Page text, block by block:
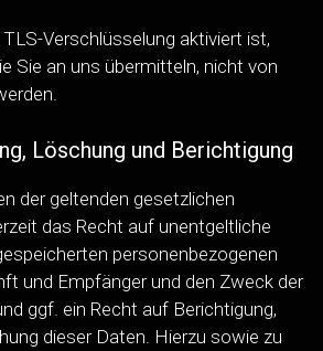
Verschlüsselung aktiviert ist,
Sie an uns übermitteln, nicht von
Löschung und Berichtigung
der geltenden gesetzlichen
das Recht auf unentgeltliche
personenbezogenen
und Empfänger und den Zweck der
ggf. ein Recht auf Berichtigung,
dieser Daten. Hierzu sowie zu